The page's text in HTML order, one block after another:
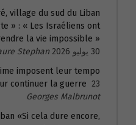
village du sud du Liban
» : « Les Israéliens ont
la vie impossible »
30 يوليو 2026
Stephan
imposent leur tempo
continuer la guerre 23 يوليو 2026
Georges Malbrunot
«Si cela dure encore,